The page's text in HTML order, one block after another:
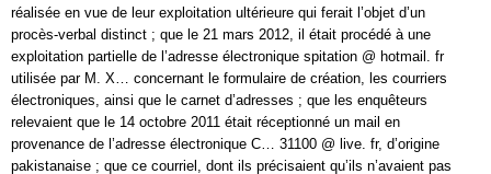
réalisée en vue de leur exploitation ultérieure qui ferait l’objet d’un
procès-verbal distinct ; que le 21 mars 2012, il était procédé à une
exploitation partielle de l’adresse électronique spitation @ hotmail. fr
utilisée par M. X… concernant le formulaire de création, les courriers
électroniques, ainsi que le carnet d’adresses ; que les enquêteurs
relevaient que le 14 octobre 2011 était réceptionné un mail en
provenance de l’adresse électronique C… 31100 @ live. fr, d’origine
pakistanaise ; que ce courriel, dont ils précisaient qu’ils n’avaient pas